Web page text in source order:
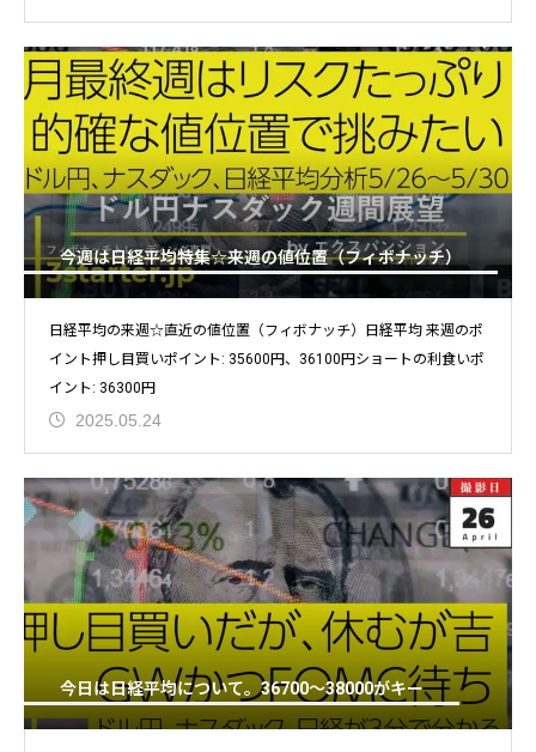
今週は日経平均特集☆来週の値位置（フィボナッチ）
日経平均の来週☆直近の値位置（フィボナッチ）日経平均 来週のポ
イント押し目買いポイント: 35600円、36100円ショートの利食いポ
イント: 36300円
2025.05.24
今日は日経平均について。36700～38000がキー